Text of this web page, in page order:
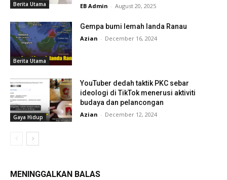
Berita Utama EB Admin - August 20, 2025
Berita Utama
Gempa bumi lemah landa Ranau
Azian - December 16, 2024
Gaya Hidup
YouTuber dedah taktik PKC sebar
ideologi di TikTok menerusi aktiviti
budaya dan pelancongan
Azian - December 12, 2024
MENINGGALKAN BALAS